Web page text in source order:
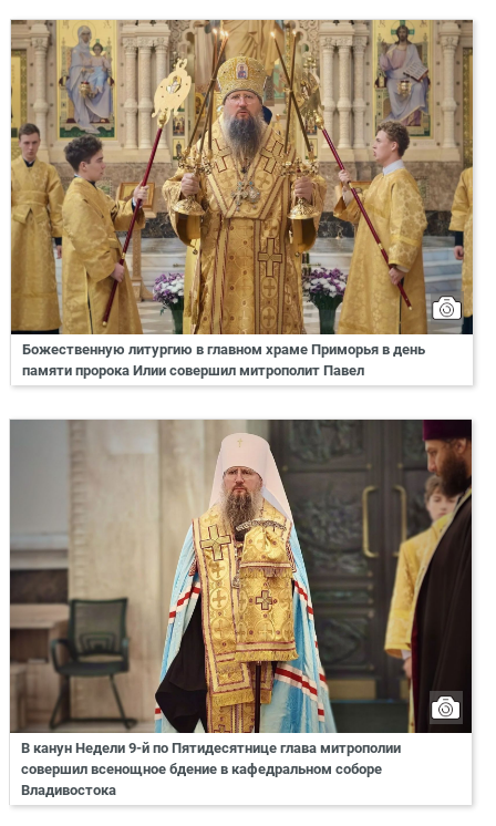
Божественную литургию в главном храме Приморья в день
памяти пророка Илии совершил митрополит Павел
В канун Недели 9-й по Пятидесятнице глава митрополии
совершил всенощное бдение в кафедральном соборе
Владивостока